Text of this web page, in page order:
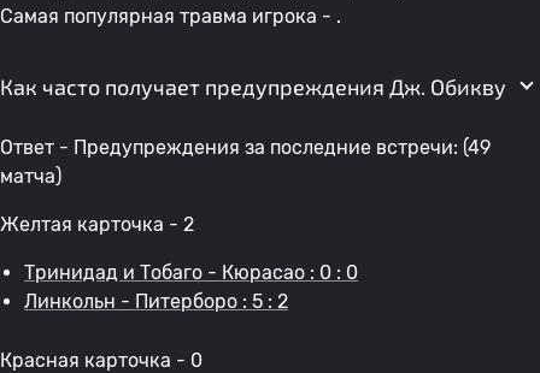
Самая популярная травма игрока - .
Как часто получает предупреждения Дж. Обикву
Ответ - Предупреждения за последние встречи: (49
матча)
Желтая карточка - 2
Тринидад и Тобаго - Кюрасао : 0 : 0
Линкольн - Питерборо : 5 : 2
Красная карточка - 0